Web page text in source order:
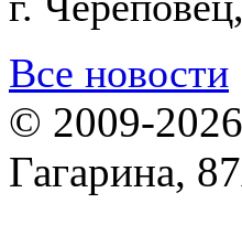
Все новости
© 2009-
Гагарина,